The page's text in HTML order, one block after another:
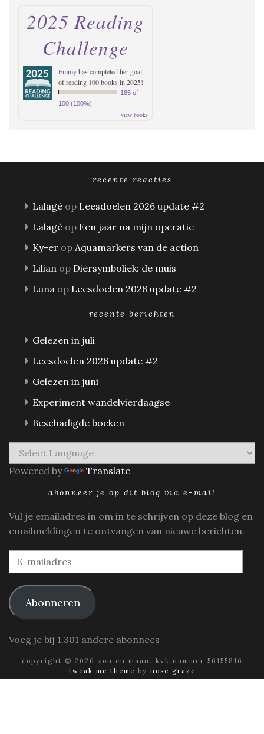
2025 Reading
Challenge
Emmyhas completed her goal
of reading 100 books in 2025!
185 of
100 (100%)
view books
recente reacties
Lalagè op Leesdoelen 2026 update #2
Lalagè op Een jaar na mijn operatie
Ky-er op Aquamarkers van de action
Lilian op Diersymboliek: de muis
Luna op Leesdoelen 2026 update #2
recente berichten
Gelezen in juli
Leesdoelen 2026 update #2
Gelezen in juni
Experiment wandelvierdaagse
Beschadigde boeken
Powered by Translate
abonneer je op dit blog via e-mail
Vul je emailadres in om in te schrijven op deze blog en
emailmeldingen te ontvangen van nieuwe berichten.
E-
mailadres
Abonneren
Voeg je bij 1.301 andere abonnees
copyright © 2026 zon en maan. kvk nummer 56155816
tweak me theme by nose graze